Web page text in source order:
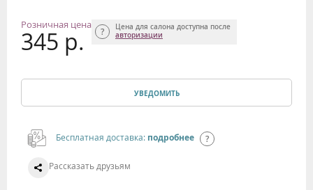
Розничная цена
345 р.
Цена для салона доступна после
авторизации
УВЕДОМИТЬ
Бесплатная доставка: подробнее
Рассказать друзьям